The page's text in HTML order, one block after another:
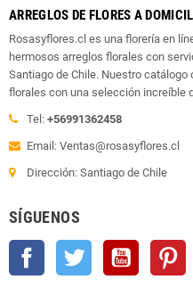
ARREGLOS DE FLORES A
Rosasyflores.cl es una florería en
hermosos arreglos florales con
Santiago de Chile. Nuestro
florales con una selección increíble
Tel: +56991362458
Email: Ventas@rosasyflores.cl
Dirección: Santiago de Chile
SÍGUENOS
Facebook Twitter YouTube